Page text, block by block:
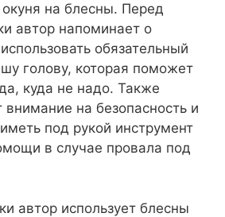
на блесны. Перед
автор напоминает о
обязательный
голову, которая поможет
куда не надо. Также
на безопасность и
под рукой инструмент
в случае провала под
автор использует блесны